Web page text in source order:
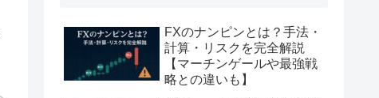
FXのナンピンとは？手法・
計算・リスクを完全解説
【マーチンゲールや最強戦
略との違いも】